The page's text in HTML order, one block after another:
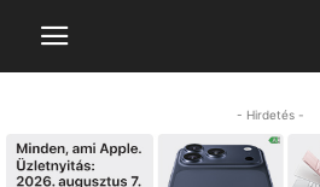
- Hirdetés -